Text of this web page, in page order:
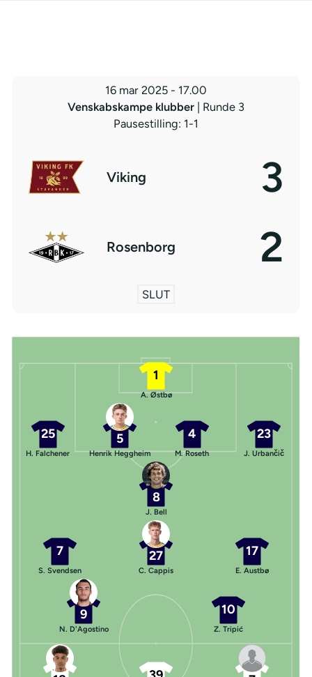
16 mar 2025 - 17.00
Venskabskampe klubber
| Runde 3
Pausestilling: 1-1
Viking 3
Rosenborg 2
SLUT
1
A. Østbø
23
J. Urbančič
4
M. Roseth
5
Henrik Heggheim
25
H. Falchener
8
J. Bell
17
E. Austbø
27
C. Cappis
7
S. Svendsen
10
Z. Tripić
9
N. D'Agostino